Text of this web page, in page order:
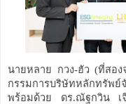
นายหลาย กวง-ฮัว (ที่สอ
กรรมการบริษัทหลักทรัพ
พร้อมด้วย ดร.ณัฐกวิน เ